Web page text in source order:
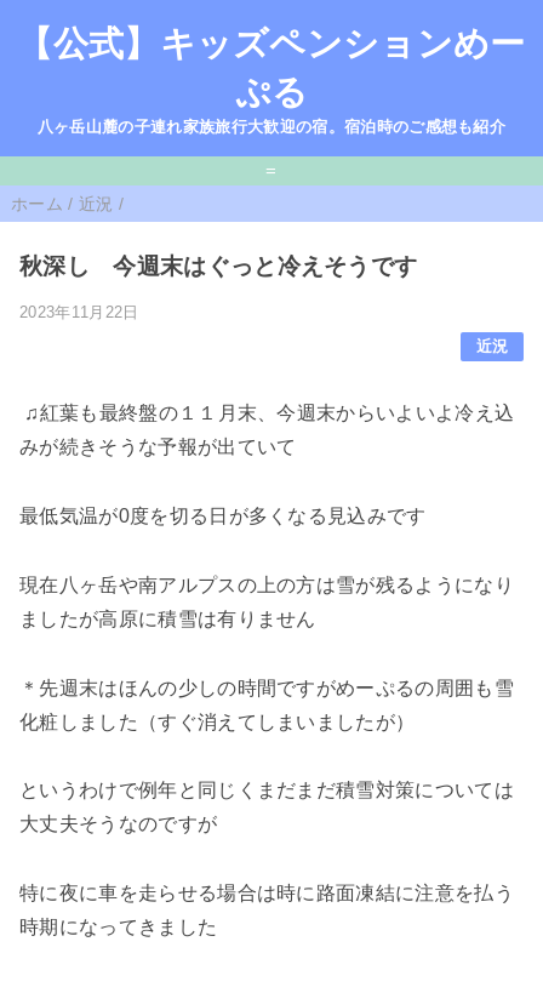
【公式】キッズペンションめー
ぷる
八ヶ岳山麓の子連れ家族旅行大歓迎の宿。宿泊時のご感想も紹介
=
ホーム / 近況 /
秋深し 今週末はぐっと冷えそうです
2023年11月22日
近況
♫紅葉も最終盤の１１月末、今週末からいよいよ冷え込
みが続きそうな予報が出ていて
最低気温が0度を切る日が多くなる見込みです
現在八ヶ岳や南アルプスの上の方は雪が残るようになり
ましたが高原に積雪は有りません
＊先週末はほんの少しの時間ですがめーぷるの周囲も雪
化粧しました（すぐ消えてしまいましたが）
というわけで例年と同じくまだまだ積雪対策については
大丈夫そうなのですが
特に夜に車を走らせる場合は時に路面凍結に注意を払う
時期になってきました